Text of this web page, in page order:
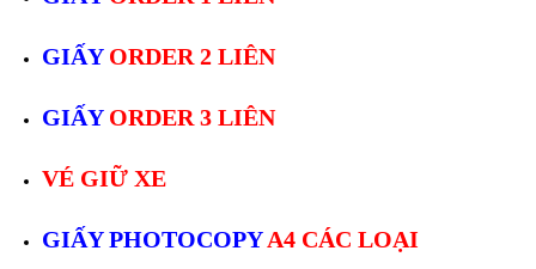
GIẤY ORDER 2 LIÊN
GIẤYORDER 3 LIÊN
VÉ GIỮ XE
GIẤY PHOTOCOPYA4 CÁC LOẠI